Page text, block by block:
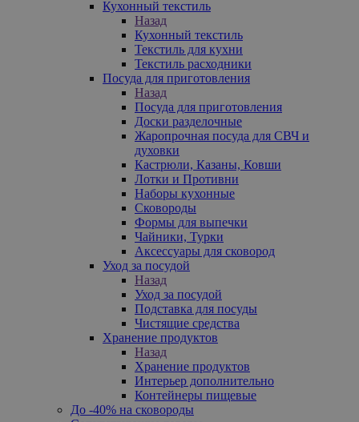
Кухонный текстиль
Назад
Кухонный текстиль
Текстиль для кухни
Текстиль расходники
Посуда для приготовления
Назад
Посуда для приготовления
Доски разделочные
Жаропрочная посуда для СВЧ и
духовки
Кастрюли, Казаны, Ковши
Лотки и Противни
Наборы кухонные
Сковороды
Формы для выпечки
Чайники, Турки
Аксессуары для сковород
Уход за посудой
Назад
Уход за посудой
Подставка для посуды
Чистящие средства
Хранение продуктов
Назад
Хранение продуктов
Интерьер дополнительно
Контейнеры пищевые
До -40% на сковороды